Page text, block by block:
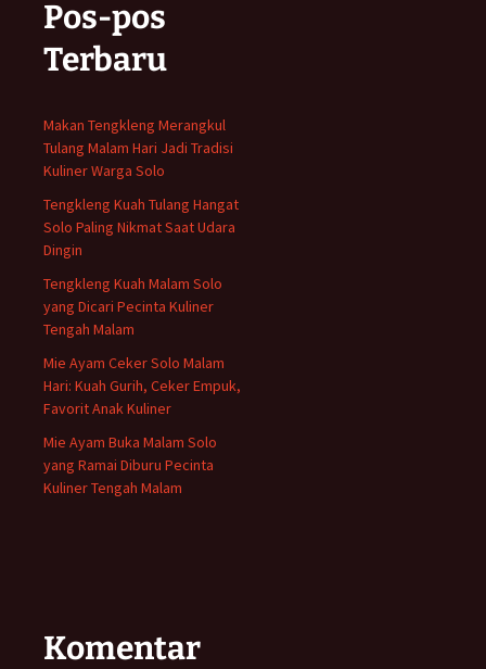
Pos-pos
Terbaru
Makan Tengkleng Merangkul
Tulang Malam Hari Jadi Tradisi
Kuliner Warga Solo
Tengkleng Kuah Tulang Hangat
Solo Paling Nikmat Saat Udara
Dingin
Tengkleng Kuah Malam Solo
yang Dicari Pecinta Kuliner
Tengah Malam
Mie Ayam Ceker Solo Malam
Hari: Kuah Gurih, Ceker Empuk,
Favorit Anak Kuliner
Mie Ayam Buka Malam Solo
yang Ramai Diburu Pecinta
Kuliner Tengah Malam
Komentar